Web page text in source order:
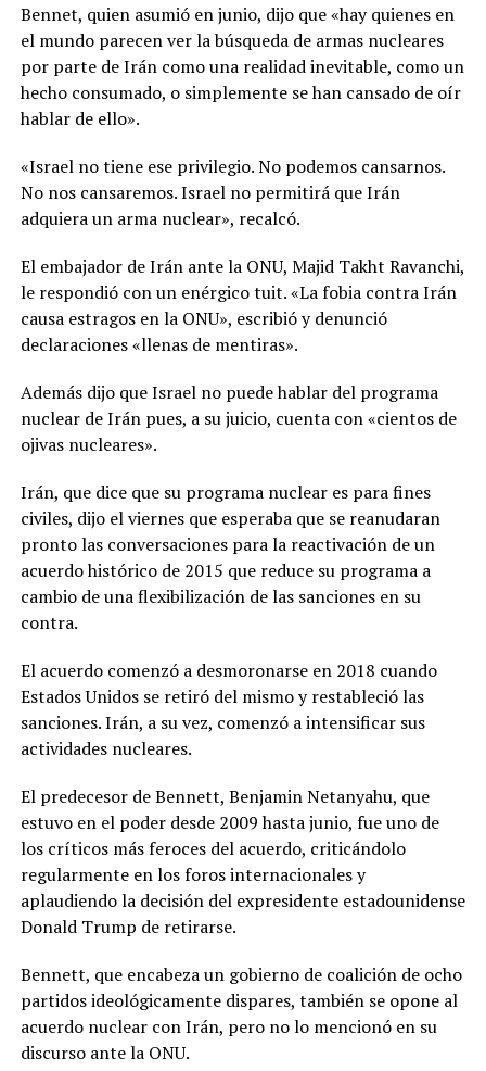
Bennet, quien asumió en junio, dijo que «hay quienes en
el mundo parecen ver la búsqueda de armas nucleares
por parte de Irán como una realidad inevitable, como un
hecho consumado, o simplemente se han cansado de oír
hablar de ello».
«Israel no tiene ese privilegio. No podemos cansarnos.
No nos cansaremos. Israel no permitirá que Irán
adquiera un arma nuclear», recalcó.
El embajador de Irán ante la ONU, Majid Takht Ravanchi,
le respondió con un enérgico tuit. «La fobia contra Irán
causa estragos en la ONU», escribió y denunció
declaraciones «llenas de mentiras».
Además dijo que Israel no puede hablar del programa
nuclear de Irán pues, a su juicio, cuenta con «cientos de
ojivas nucleares».
Irán, que dice que su programa nuclear es para fines
civiles, dijo el viernes que esperaba que se reanudaran
pronto las conversaciones para la reactivación de un
acuerdo histórico de 2015 que reduce su programa a
cambio de una flexibilización de las sanciones en su
contra.
El acuerdo comenzó a desmoronarse en 2018 cuando
Estados Unidos se retiró del mismo y restableció las
sanciones. Irán, a su vez, comenzó a intensificar sus
actividades nucleares.
El predecesor de Bennett, Benjamin Netanyahu, que
estuvo en el poder desde 2009 hasta junio, fue uno de
los críticos más feroces del acuerdo, criticándolo
regularmente en los foros internacionales y
aplaudiendo la decisión del expresidente estadounidense
Donald Trump de retirarse.
Bennett, que encabeza un gobierno de coalición de ocho
partidos ideológicamente dispares, también se opone al
acuerdo nuclear con Irán, pero no lo mencionó en su
discurso ante la ONU.